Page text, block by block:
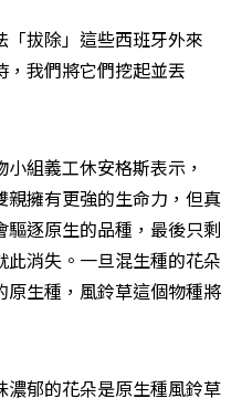
拔除」這些西班牙外來
我們將它們挖起並丟
組義工休安格斯表示，
親擁有更強的生命力，但真
逐原生的品種，最後只剩
消失。一旦混生種的花朵
生種，風鈴草這個物種將
郁的花朵是原生種風鈴草